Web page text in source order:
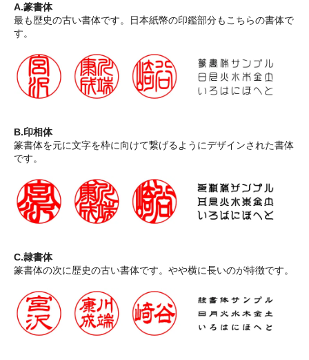
A.篆書体
最も歴史の古い書体です。日本紙幣の印鑑部分もこちらの書体で
す。
B.印相体
篆書体を元に文字を枠に向けて繋げるようにデザインされた書体
です。
C.隷書体
篆書体の次に歴史の古い書体です。やや横に長いのが特徴です。